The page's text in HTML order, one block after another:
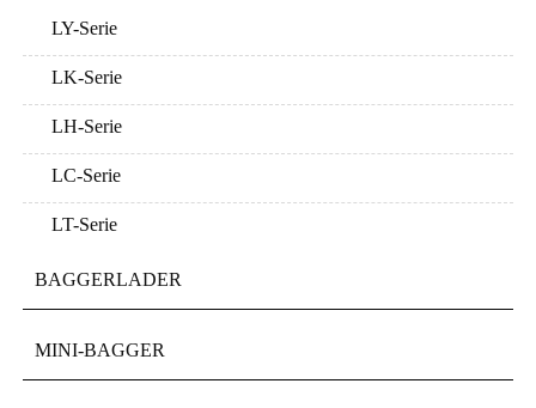
LY-Serie
LK-Serie
LH-Serie
LC-Serie
LT-Serie
BAGGERLADER
MINI-BAGGER